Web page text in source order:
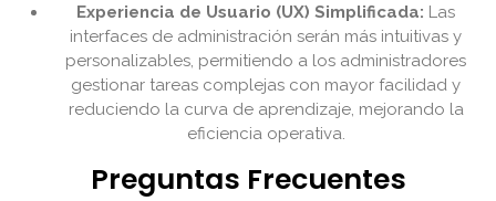
Experiencia de Usuario (UX) Simplificada: Las
interfaces de administración serán más intuitivas y
personalizables, permitiendo a los administradores
gestionar tareas complejas con mayor facilidad y
reduciendo la curva de aprendizaje, mejorando la
eficiencia operativa.
Preguntas Frecuentes